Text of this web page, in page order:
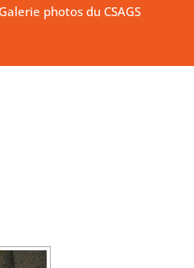
Galerie photos du CSAGS